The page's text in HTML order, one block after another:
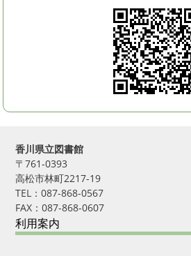
香川県立図書館
〒761-0393
高松市林町2217-19
TEL：087-868-0567
FAX：087-868-0607
利用案内